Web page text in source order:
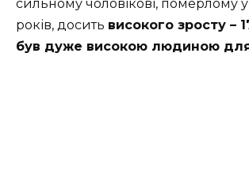
сильному чоловікові, померлому у
років, досить високого зросту –
був дуже високою людиною для